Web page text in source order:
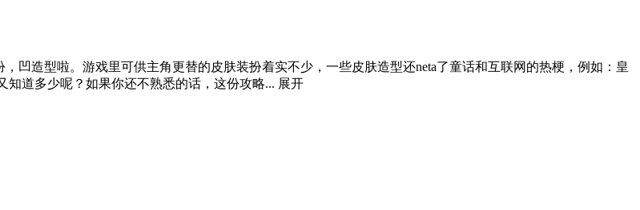
凹造型啦。游戏里可供主角更替的皮肤装扮着实不少，一些皮肤造型还neta了童话和互联网的热梗，例如：皇
道多少呢？如果你还不熟悉的话，这份攻略... 展开